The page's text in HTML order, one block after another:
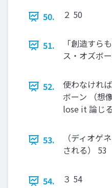
50. ２ 50
51.
「創造すら
ス・オズボ
52.
使わなけれ
ボーン （想
lose it 論じ
53.
（ディオゲ
される） 53
54. ３ 54